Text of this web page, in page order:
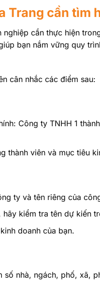
Trang cần tìm
cần thực hiện
bạn nắm vững quy
cân nhắc các điểm sau:
Công ty TNHH 1
thành viên và mục tiêu
ty và tên riêng của
kiểm tra tên dự kiến
doanh của bạn.
nhà, ngách, phố, xã,